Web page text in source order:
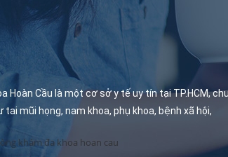
Hoàn Cầu là một cơ sở y tế uy tín tại TP.HCM,
tai mũi họng, nam khoa, phụ khoa, bệnh xã hội,
khám đa khoa hoan cau